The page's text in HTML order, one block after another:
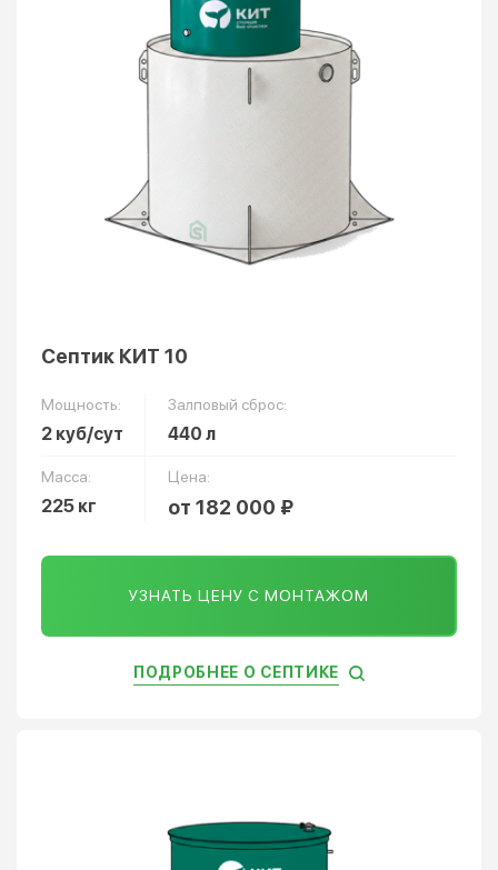
Септик КИТ 10
Мощность:
2 куб/сут
Залповый сброс:
440 л
Масса:
225 кг
Цена:
от 182 000 ₽
УЗНАТЬ ЦЕНУ С МОНТАЖОМ
ПОДРОБНЕЕ О СЕПТИКЕ